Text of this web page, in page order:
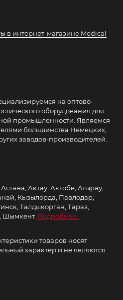
в интернет-магазине Medical
на оптово-
оборудования для
промышленности. Являемся
большинства Немецких,
заводов-производителей.
Актау, Актобе, Атырау,
Кызылорда, Павлодар,
Талдыкорган, Тараз,
Шымкент. Подробнее..
товаров носят
характер и не являются